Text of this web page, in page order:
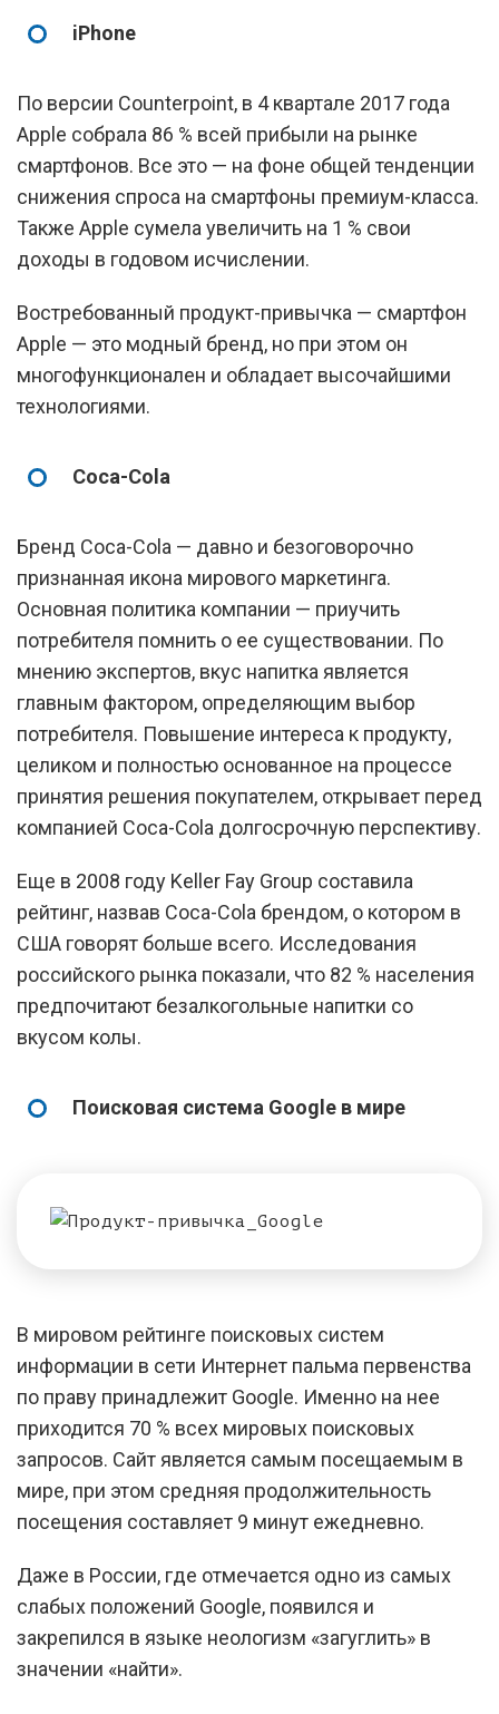
iPhone
По версии Counterpoint, в 4 квартале 2017 года
Apple собрала 86 % всей прибыли на рынке
смартфонов. Все это — на фоне общей тенденции
снижения спроса на смартфоны премиум-класса.
Также Apple сумела увеличить на 1 % свои
доходы в годовом исчислении.
Востребованный продукт-привычка — смартфон
Apple — это модный бренд, но при этом он
многофункционален и обладает высочайшими
технологиями.
Coca-Colа
Бренд Coca-Cola — давно и безоговорочно
признанная икона мирового маркетинга.
Основная политика компании — приучить
потребителя помнить о ее существовании. По
мнению экспертов, вкус напитка является
главным фактором, определяющим выбор
потребителя. Повышение интереса к продукту,
целиком и полностью основанное на процессе
принятия решения покупателем, открывает перед
компанией Coca-Cola долгосрочную перспективу.
Еще в 2008 году Keller Fay Group составила
рейтинг, назвав Coca-Cola брендом, о котором в
США говорят больше всего. Исследования
российского рынка показали, что 82 % населения
предпочитают безалкогольные напитки со
вкусом колы.
Поисковая система Google в мире
В мировом рейтинге поисковых систем
информации в сети Интернет пальма первенства
по праву принадлежит Google. Именно на нее
приходится 70 % всех мировых поисковых
запросов. Сайт является самым посещаемым в
мире, при этом средняя продолжительность
посещения составляет 9 минут ежедневно.
Даже в России, где отмечается одно из самых
слабых положений Google, появился и
закрепился в языке неологизм «загуглить» в
значении «найти».